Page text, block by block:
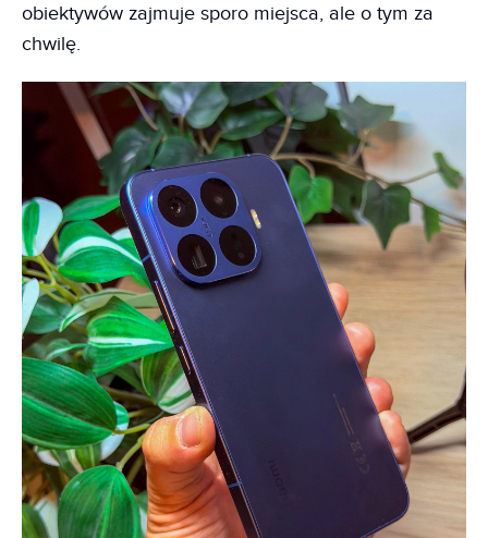
obiektywów zajmuje sporo miejsca, ale o tym za
chwilę.